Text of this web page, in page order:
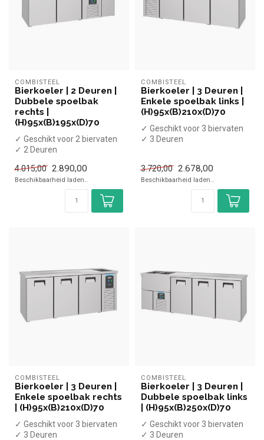
COMBISTEEL
Bierkoeler | 2 Deuren |
Dubbele spoelbak
rechts |
(H)95x(B)195x(D)70
✓ Geschikt voor 2 biervaten
✓ 2 Deuren
✓ Geventileerd
✓ B...
4.015,00 2.890,00
Beschikbaarheid laden..
COMBISTEEL
Bierkoeler | 3 Deuren |
Enkele spoelbak links |
(H)95x(B)210x(D)70
✓ Geschikt voor 3 biervaten
✓ 3 Deuren
✓ B...
3.720,00 2.678,00
Beschikbaarheid laden..
COMBISTEEL
Bierkoeler | 3 Deuren |
Enkele spoelbak rechts
| (H)95x(B)210x(D)70
✓ Geschikt voor 3 biervaten
✓ 3 Deuren
COMBISTEEL
Bierkoeler | 3 Deuren |
Dubbele spoelbak links
| (H)95x(B)250x(D)70
✓ Geschikt voor 3 biervaten
✓ 3 Deuren